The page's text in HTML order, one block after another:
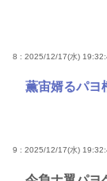
8 : 2025/12/17(水)
薫宙婿るパヨ
9 : 2025/12/17(水)